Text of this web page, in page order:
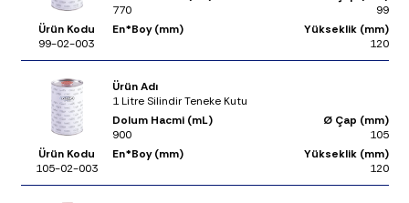
770
99
Ürün Kodu
99-02-003
En*Boy (mm)
Yükseklik (mm)
120
Ürün Adı
1 Litre Silindir Teneke Kutu
Dolum Hacmi (mL)
900
Ø Çap (mm)
105
Ürün Kodu
105-02-003
En*Boy (mm)
Yükseklik (mm)
120